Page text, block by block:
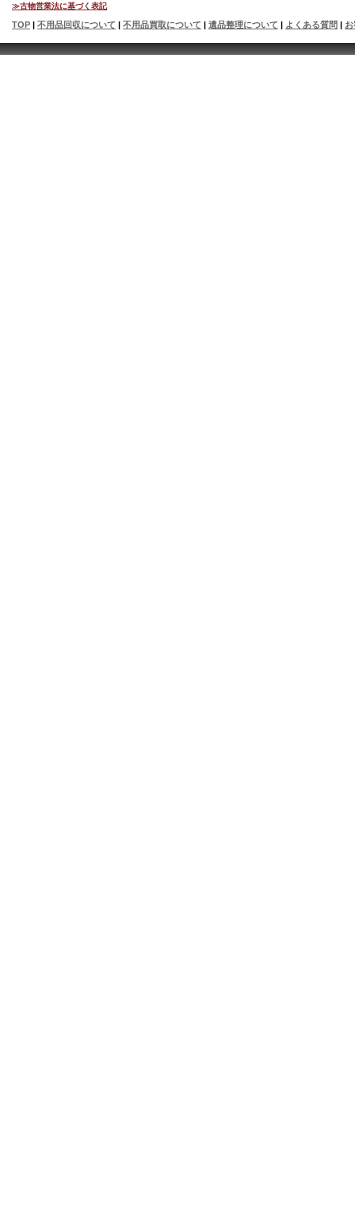
≫古物営業法に基づく表記
TOP | 不用品回収について | 不用品買取について | 遺品整理について | よくある質問 |